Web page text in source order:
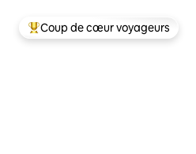
Coups de cœur voyageurs les
Coup de cœur voyageurs